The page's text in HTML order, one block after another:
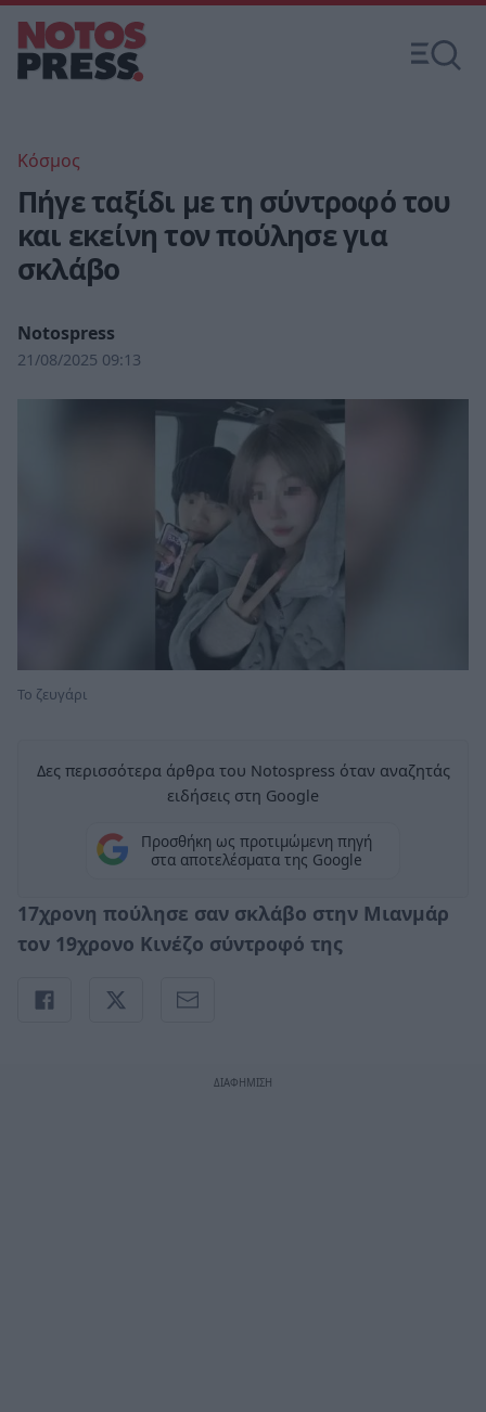
Κόσμος
Πήγε ταξίδι με τη σύντροφό του
και εκείνη τον πούλησε για
σκλάβο
Notospress
21/08/2025 09:13
Το ζευγάρι
Δες περισσότερα άρθρα του Notospress όταν αναζητάς
ειδήσεις στη Google
Προσθήκη ως προτιμώμενη πηγή
στα αποτελέσματα της Google
17χρονη πούλησε σαν σκλάβο στην Μιανμάρ
τον 19χρονο Κινέζο σύντροφό της